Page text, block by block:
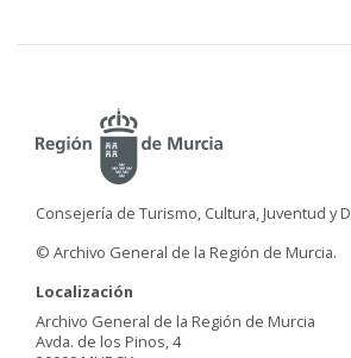
Consejería de Turismo, Cultura, Juventud y
© Archivo General de la Región de Murcia.
Localización
Archivo General de la Región de Murcia
Avda. de los Pinos, 4